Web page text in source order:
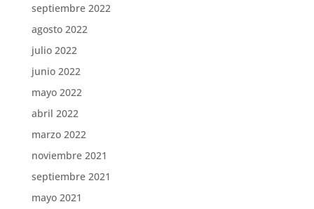
septiembre 2022
agosto 2022
julio 2022
junio 2022
mayo 2022
abril 2022
marzo 2022
noviembre 2021
septiembre 2021
mayo 2021